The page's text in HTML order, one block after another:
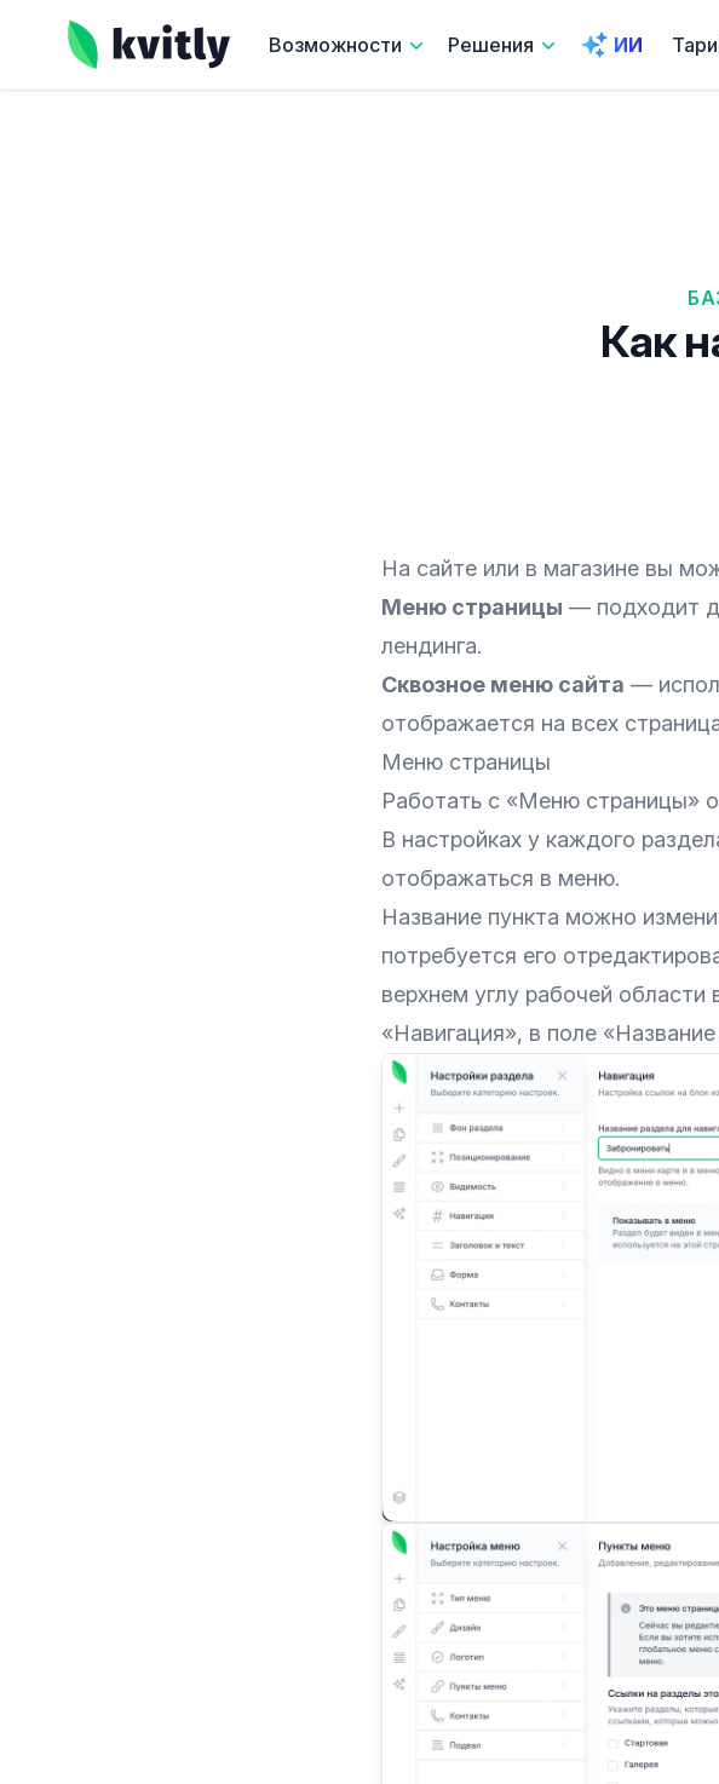
kvitly Возможности Решения ИИ
Как
На сайте или в магазине вы
Меню страницы — подходит
лендинга.
Сквозное меню сайта —
отображается на всех
Меню страницы
Работать с «Меню страницы»
В настройках у каждого
отображаться в меню.
Название пункта можно
потребуется его
верхнем углу рабочей
«Навигация», в поле